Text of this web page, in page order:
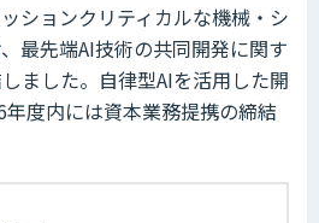
ションクリティカルな機械・シ
最先端AI技術の共同開発に関す
ました。自律型AIを活用した開
度内には資本業務提携の締結